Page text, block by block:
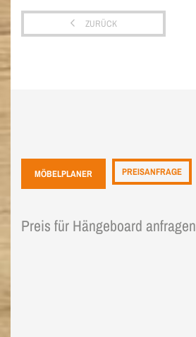
ZURÜCK
MÖBELPLANER PREISANFRAGE
Preis für Hängeboard anfragen